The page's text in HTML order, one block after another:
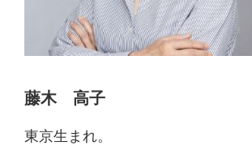
藤木 高子
東京生まれ。